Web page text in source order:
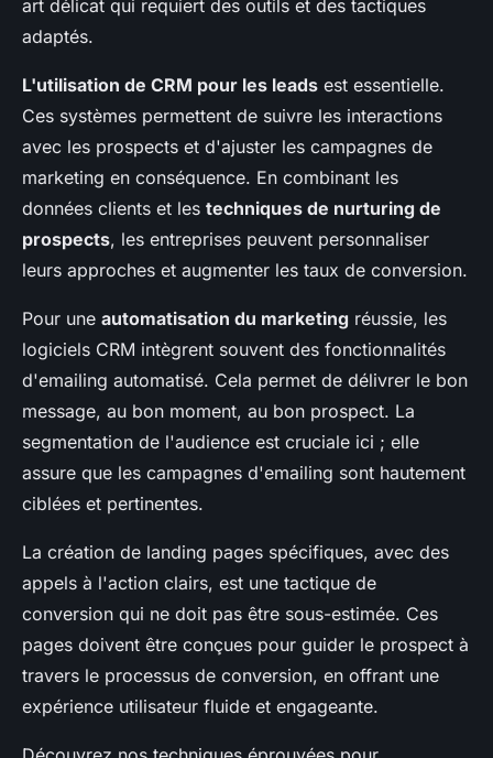
art délicat qui requiert des outils et des tactiques
adaptés.
L'utilisation de CRM pour les leads est essentielle.
Ces systèmes permettent de suivre les interactions
avec les prospects et d'ajuster les campagnes de
marketing en conséquence. En combinant les
données clients et les techniques de nurturing de
prospects, les entreprises peuvent personnaliser
leurs approches et augmenter les taux de conversion.
Pour une automatisation du marketing réussie, les
logiciels CRM intègrent souvent des fonctionnalités
d'emailing automatisé. Cela permet de délivrer le bon
message, au bon moment, au bon prospect. La
segmentation de l'audience est cruciale ici ; elle
assure que les campagnes d'emailing sont hautement
ciblées et pertinentes.
La création de landing pages spécifiques, avec des
appels à l'action clairs, est une tactique de
conversion qui ne doit pas être sous-estimée. Ces
pages doivent être conçues pour guider le prospect à
travers le processus de conversion, en offrant une
expérience utilisateur fluide et engageante.